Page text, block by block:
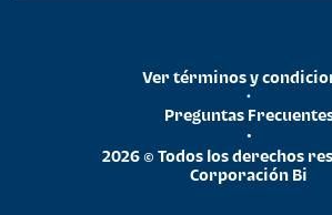
2026 © Todos los derechos
Corporación Bi
•
Preguntas
•
Ver términos y